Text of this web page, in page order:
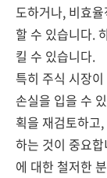
도하거나, 비효
할 수 있습니다.
킬 수 있습니다.
특히 주식 시장
손실을 입을 수
획을 재검토하고
하는 것이 중요
에 대한 철저한